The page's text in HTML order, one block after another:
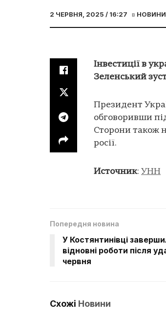
2 ЧЕРВНЯ, 2025 / 16:27 в НОВИНИ
Інвестиції в
Зеленський
Президент
обговоривши
Сторони також
росії.
Источник: УНН
Попередня новина
У Костянтинівці
відновні роботи після
червня
Схожі Новини